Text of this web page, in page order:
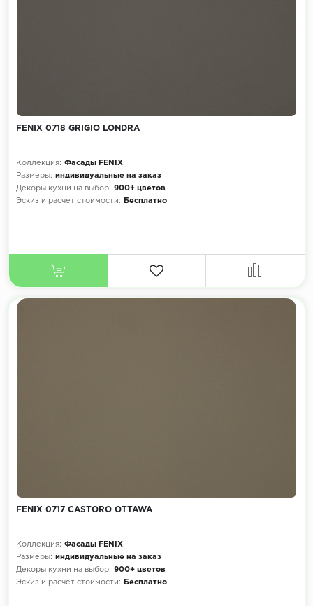
FENIX 0718 GRIGIO LONDRA
Коллекция: Фасады FENIX
Размеры: индивидуальные на заказ
Декоры кухни на выбор: 900+ цветов
Эскиз и расчет стоимости:
Бесплатно
FENIX 0717 CASTORO OTTAWA
Коллекция: Фасады FENIX
Размеры: индивидуальные на заказ
Декоры кухни на выбор: 900+ цветов
Эскиз и расчет стоимости:
Бесплатно